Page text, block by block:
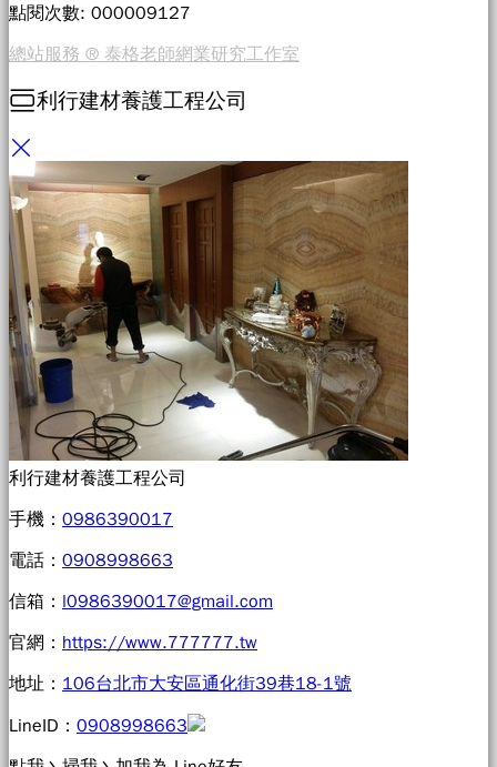
點閱次數: 000009127
總站服務 ® 泰格老師網業研究工作室
利行建材養護工程公司
利行建材養護工程公司
手機： 0986390017
電話： 0908998663
信箱： l0986390017@gmail.com
官網： https://www.777777.tw
地址： 106台北市大安區通化街39巷18-1號
LineID： 0908998663